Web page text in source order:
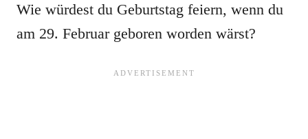
Wie würdest du Geburtstag feiern, wenn du
am 29. Februar geboren worden wärst?